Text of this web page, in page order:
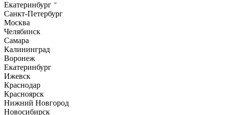
Екатеринбург
Санкт-Петербург
Москва
Челябинск
Самара
Калининград
Воронеж
Екатеринбург
Ижевск
Краснодар
Красноярск
Нижний Новгород
Новосибирск